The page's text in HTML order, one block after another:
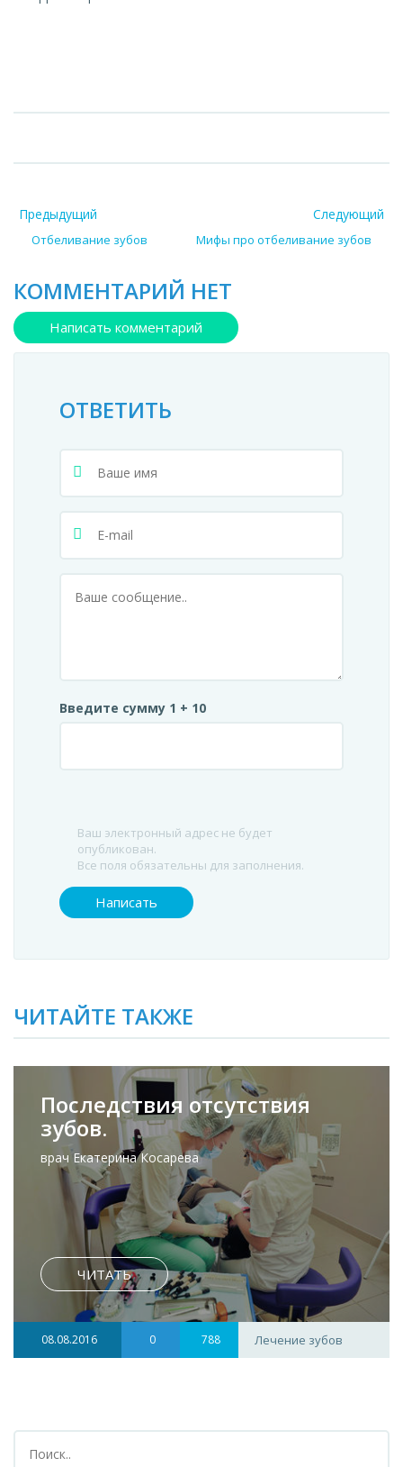
Предыдущий
Отбеливание зубов
Следующий
Мифы про отбеливание зубов
КОММЕНТАРИЙ НЕТ
Написать комментарий
ОТВЕТИТЬ
Введите сумму 1 + 10
Ваш электронный адрес не будет
опубликован.
Все поля обязательны для заполнения.
ЧИТАЙТЕ ТАКЖЕ
Последствия отсутствия
зубов.
врач Екатерина Косарева
ЧИТАТЬ
08.08.2016 0 788 Лечение зубов